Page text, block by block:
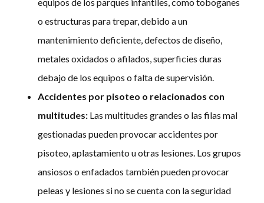
o estructuras para trepar, debido a un
mantenimiento deficiente, defectos de diseño,
metales oxidados o afilados, superficies duras
debajo de los equipos o falta de supervisión.
Accidentes por pisoteo o relacionados con
multitudes: Las multitudes grandes o las filas mal
gestionadas pueden provocar accidentes por
pisoteo, aplastamiento u otras lesiones. Los grupos
ansiosos o enfadados también pueden provocar
peleas y lesiones si no se cuenta con la seguridad